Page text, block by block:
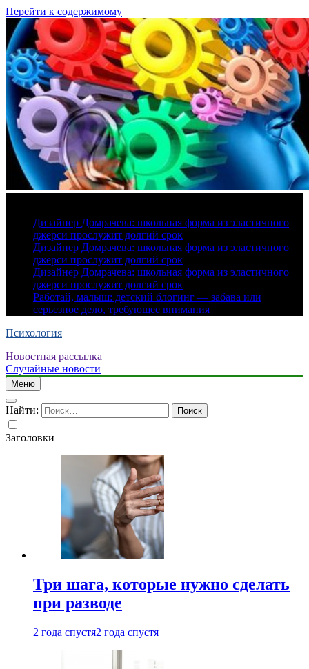
Перейти к содержимому
Дизайнер Домрачева: школьная форма из эластичного
джерси прослужит долгий срок
Дизайнер Домрачева: школьная форма из эластичного
джерси прослужит долгий срок
Дизайнер Домрачева: школьная форма из эластичного
джерси прослужит долгий срок
Работай, малыш: детский блогинг — забава или
серьезное дело, требующее внимания
Психология
Новостная рассылка
Случайные новости
Меню
Найти:
Заголовки
Три шага, которые нужно сделать
при разводе
2 года спустя2 года спустя